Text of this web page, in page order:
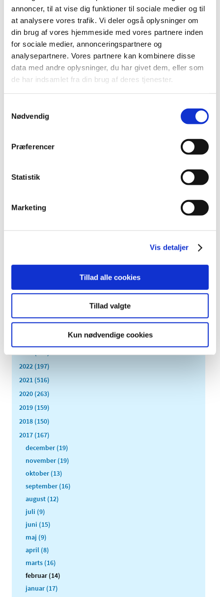
annoncer, til at vise dig funktioner til sociale medier og til
at analysere vores trafik. Vi deler også oplysninger om
din brug af vores hjemmeside med vores partnere inden
for sociale medier, annonceringspartnere og
analysepartnere. Vores partnere kan kombinere disse
data med andre oplysninger, du har givet dem, eller som
de har indsamlet fra din brug af deres tjenester.
Nødvendig
Præferencer
Statistik
Marketing
Vis detaljer
Tillad alle cookies
Tillad valgte
Kun nødvendige cookies
Danmark går efter at få EMA til København
|8. februar 2017|
Regeringen har i dag meldt ud, at Danmark nu officielt
kandiderer til at få Det Europæiske…
Qtern® får generelt klausuleret tilskud
virkning fra den 13. februar 2017 skal have generelt …
Opdatering af nyhed vedr. Europharma DK
Europharma DK kan nu lovligt sælge lægemidler
ompakket og frigivet af Abacus Medicine.
Fiasp får generelt tilskud
generelt tilskud. Fiasp indeholde insulin aspart og er et
…
TID
2025 (158)
2022 (197)
2021 (516)
2020 (263)
2019 (159)
2018 (150)
2017 (167)
december (19)
november (19)
oktober (13)
september (16)
august (12)
juli (9)
juni (15)
maj (9)
april (8)
marts (16)
februar (14)
januar (17)